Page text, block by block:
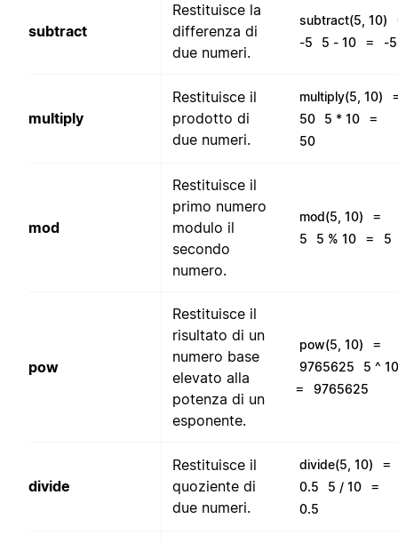
subtract
Restituisce la
differenza di
due numeri.
subtract(5, 10)
-5 5 - 10 = -5
multiply
Restituisce il
prodotto di
due numeri.
multiply(5, 10)
50 5 * 10 =
50
mod
Restituisce il
primo numero
modulo il
secondo
numero.
mod(5, 10) =
5 5 % 10 = 5
pow
Restituisce il
risultato di un
numero base
elevato alla
potenza di un
esponente.
pow(5, 10) =
9765625 5 ^ 10
= 9765625
divide
Restituisce il
quoziente di
due numeri.
divide(5, 10) =
0.5 5 / 10 =
0.5